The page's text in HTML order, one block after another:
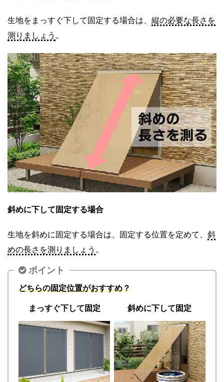
生地をまっすぐ下して固定する場合は、 縦の必要な長さを
測りましょう 。
斜めに下して固定する場合
生地を斜めに固定する場合は、固定する位置を定めて、 斜
めの長さを測りましょう 。
ポイント
どちらの固定位置がおすすめ？
まっすぐ下して固定 斜めに下して固定